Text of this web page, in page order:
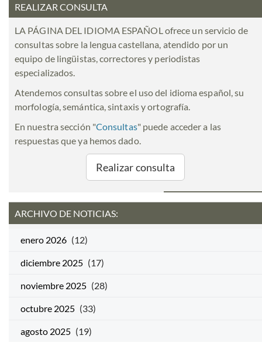
REALIZAR CONSULTA
LA PÁGINA DEL IDIOMA ESPAÑOL ofrece un servicio de
consultas sobre la lengua castellana, atendido por un
equipo de lingüistas, correctores y periodistas
especializados.
Atendemos consultas sobre el uso del idioma español, su
morfología, semántica, sintaxis y ortografía.
En nuestra sección "Consultas" puede acceder a las
respuestas que ya hemos dado.
Realizar consulta
ARCHIVO DE NOTICIAS:
enero 2026 (12)
diciembre 2025 (17)
noviembre 2025 (28)
octubre 2025 (33)
agosto 2025 (19)